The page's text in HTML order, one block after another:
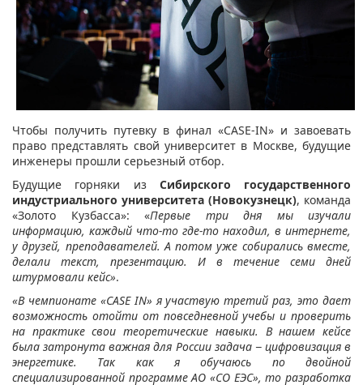
Чтобы получить путевку в финал «CASE-IN» и завоевать
право представлять свой университет в Москве, будущие
инженеры прошли серьезный отбор.
Будущие горняки из Сибирского государственного
индустриального университета (Новокузнецк), команда
«Золото Кузбасса»: «Первые три дня мы изучали
информацию, каждый что-то где-то находил, в интернете,
у друзей, преподавателей. А потом уже собирались вместе,
делали текст, презентацию. И в течение семи дней
штурмовали кейс».
«В чемпионате «CASE IN» я участвую третий раз, это дает
возможность отойти от повседневной учебы и проверить
на практике свои теоретические навыки. В нашем кейсе
была затронута важная для России задача − цифровизация в
энергетике. Так как я обучаюсь по двойной
специализированной программе АО «СО ЕЭС», то разработка